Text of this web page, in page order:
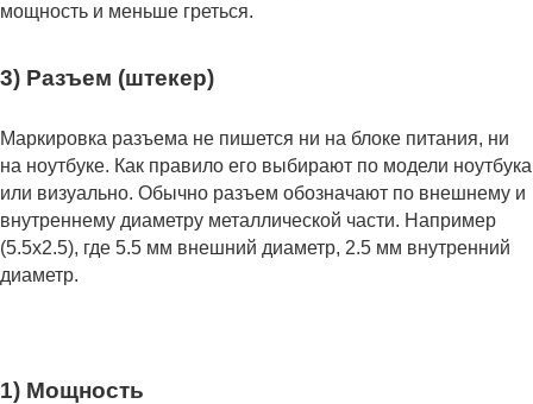
мощность и меньше греться.
3) Разъем (штекер)
Маркировка разъема не пишется ни на блоке питания, ни
на ноутбуке. Как правило его выбирают по модели ноутбука
или визуально. Обычно разъем обозначают по внешнему и
внутреннему диаметру металлической части. Например
(5.5x2.5), где 5.5 мм внешний диаметр, 2.5 мм внутренний
диаметр.
1) Мощность